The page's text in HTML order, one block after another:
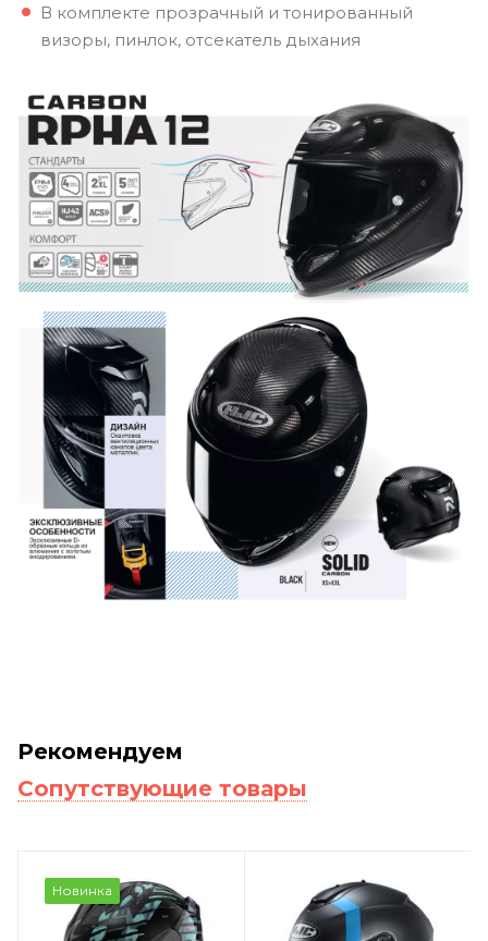
В комплекте прозрачный и тонированный
визоры, пинлок, отсекатель дыхания
Рекомендуем
Сопутствующие товары
Новинка